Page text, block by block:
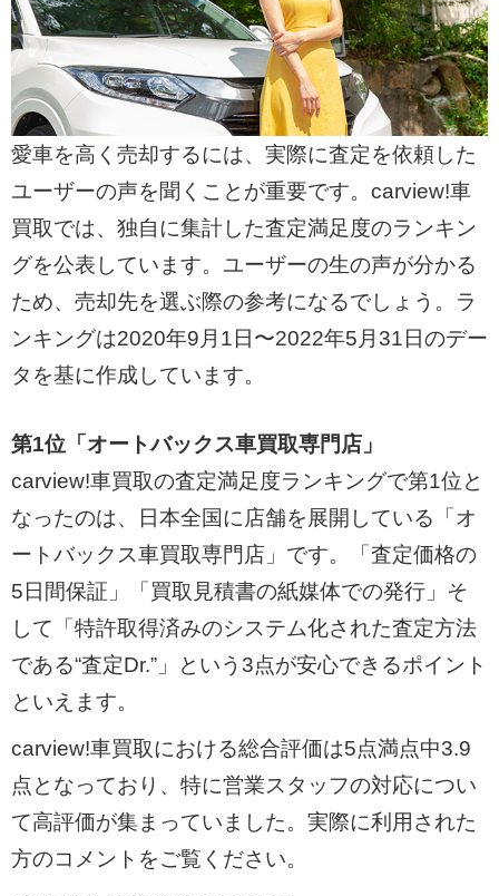
愛車を高く売却するには、実際に査定を依頼した
ユーザーの声を聞くことが重要です。carview!車
買取では、独自に集計した査定満足度のランキン
グを公表しています。ユーザーの生の声が分かる
ため、売却先を選ぶ際の参考になるでしょう。ラ
ンキングは2020年9月1日〜2022年5月31日のデー
タを基に作成しています。
第1位「オートバックス車買取専門店」
carview!車買取の査定満足度ランキングで第1位と
なったのは、日本全国に店舗を展開している「オ
ートバックス車買取専門店」です。「査定価格の
5日間保証」「買取見積書の紙媒体での発行」そ
して「特許取得済みのシステム化された査定方法
である“査定Dr.”」という3点が安心できるポイント
といえます。
carview!車買取における総合評価は5点満点中3.9
点となっており、特に営業スタッフの対応につい
て高評価が集まっていました。実際に利用された
方のコメントをご覧ください。